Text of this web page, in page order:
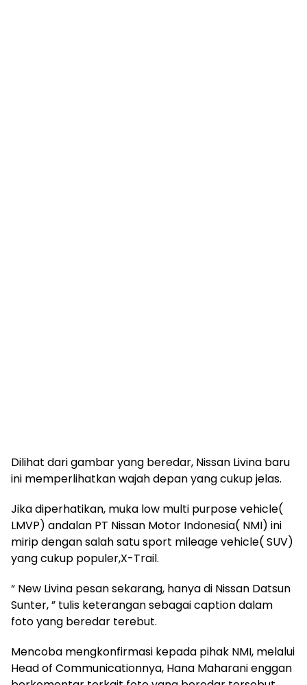
Dilihat dari gambar yang beredar, Nissan Livina baru
ini memperlihatkan wajah depan yang cukup jelas.
Jika diperhatikan, muka low multi purpose vehicle(
LMVP) andalan PT Nissan Motor Indonesia( NMI) ini
mirip dengan salah satu sport mileage vehicle( SUV)
yang cukup populer,X-Trail.
“ New Livina pesan sekarang, hanya di Nissan Datsun
Sunter, ” tulis keterangan sebagai caption dalam
foto yang beredar terebut.
Mencoba mengkonfirmasi kepada pihak NMI, melalui
Head of Communicationnya, Hana Maharani enggan